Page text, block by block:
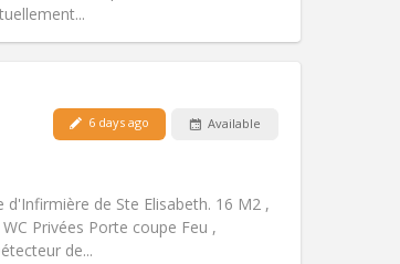
6 days ago Available
de Ste Elisabeth. 16 M2 ,
Privées Porte coupe Feu ,
de...
Warm, community,
Smoking ok
Allowed